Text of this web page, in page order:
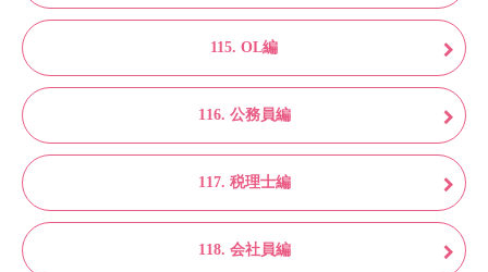
115. OL編
116. 公務員編
117. 税理士編
118. 会社員編